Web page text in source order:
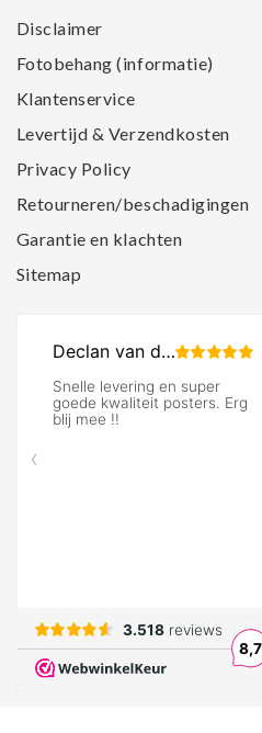
Disclaimer
Fotobehang (informatie)
Klantenservice
Levertijd & Verzendkosten
Privacy Policy
Retourneren/beschadigingen
Garantie en klachten
Sitemap